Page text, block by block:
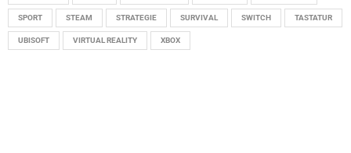
SPORT STEAM STRATEGIE SURVIVAL SWITCH TASTATUR
UBISOFT VIRTUAL REALITY XBOX